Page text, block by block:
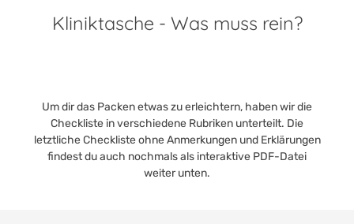
Kliniktasche - Was muss rein?
Um dir das Packen etwas zu erleichtern, haben wir die
Checkliste in verschiedene Rubriken unterteilt. Die
letztliche Checkliste ohne Anmerkungen und Erklärungen
findest du auch nochmals als interaktive PDF-Datei
weiter unten.